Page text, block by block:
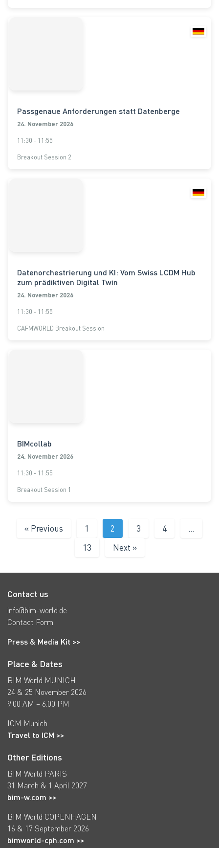
Passgenaue Anforderungen statt Datenberge
24. November 2026
11:30 - 11:55
Breakout Session 2
Datenorchestrierung und KI: Vom Swiss LCDM Hub
zum prädiktiven Digital Twin
24. November 2026
11:30 - 11:55
CAFMWORLD Breakout Session
BIMcollab
24. November 2026
11:30 - 11:55
Breakout Session 1
« Previous 1 2 3 4
…
13
Next »
Contact us
info@bim-world.de
Contact Form
Press & Media Kit >>
Place & Dates
BIM World MUNICH
24 & 25 November 2026
9.00 AM – 6.00 PM
ICM Munich
Travel to ICM >>
Other Editions
BIM World PARIS
31 March & 1 April 2027
bim-w.com >>
BIM World COPENHAGEN
16 & 17 September 2026
bimworld-cph.com >>